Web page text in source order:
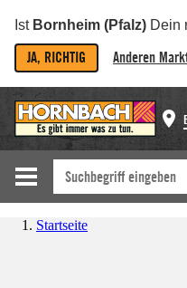
Ist Bornheim (Pfalz) Dein
JA, RICHTIG Anderen
Startseite